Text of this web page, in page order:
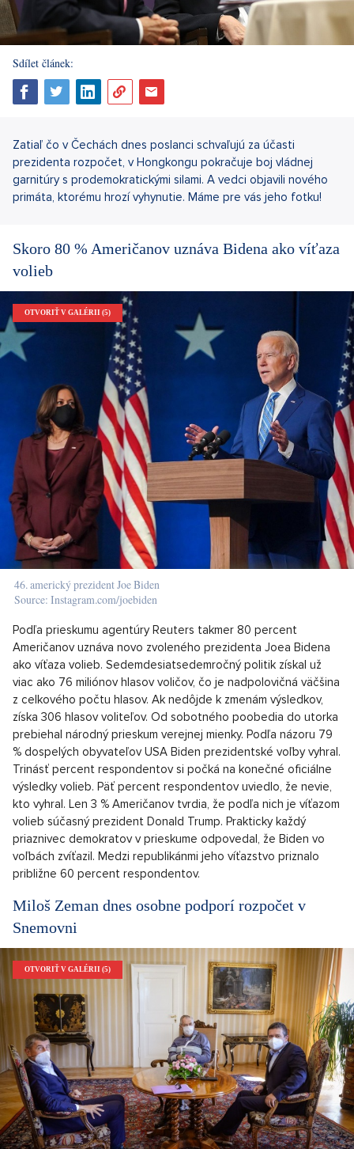
Sdílet článek:
Zatiaľ čo v Čechách dnes poslanci schvaľujú za účasti
prezidenta rozpočet, v Hongkongu pokračuje boj vládnej
garnitúry s prodemokratickými silami. A vedci objavili nového
primáta, ktorému hrozí vyhynutie. Máme pre vás jeho fotku!
Skoro 80 % Američanov uznáva Bidena ako víťaza
volieb
OTVORIŤ V GALÉRII (5)
46. americký prezident Joe Biden
Source: Instagram.com/joebiden
Podľa prieskumu agentúry Reuters takmer 80 percent
Američanov uznáva novo zvoleného prezidenta Joea Bidena
ako víťaza volieb. Sedemdesiatsedemročný politik získal už
viac ako 76 miliónov hlasov voličov, čo je nadpolovičná väčšina
z celkového počtu hlasov. Ak nedôjde k zmenám výsledkov,
získa 306 hlasov voliteľov. Od sobotného poobedia do utorka
prebiehal národný prieskum verejnej mienky. Podľa názoru 79
% dospelých obyvateľov USA Biden prezidentské voľby vyhral.
Trinásť percent respondentov si počká na konečné oficiálne
výsledky volieb. Päť percent respondentov uviedlo, že nevie,
kto vyhral. Len 3 % Američanov tvrdia, že podľa nich je víťazom
volieb súčasný prezident Donald Trump. Prakticky každý
priaznivec demokratov v prieskume odpovedal, že Biden vo
voľbách zvíťazil. Medzi republikánmi jeho víťazstvo priznalo
približne 60 percent respondentov.
Miloš Zeman dnes osobne podporí rozpočet v
Snemovni
OTVORIŤ V GALÉRII (5)